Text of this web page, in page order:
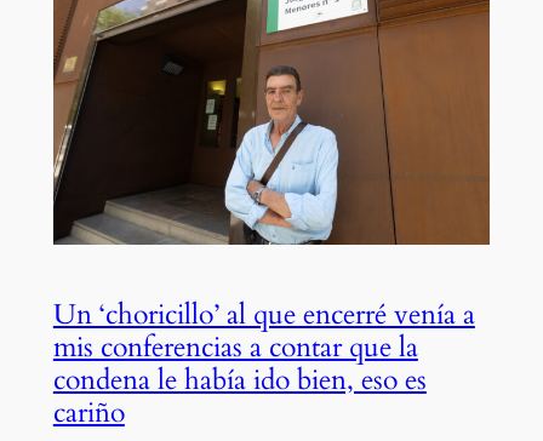
Un ‘choricillo’ al que encerré venía a
mis conferencias a contar que la
condena le había ido bien, eso es
cariño